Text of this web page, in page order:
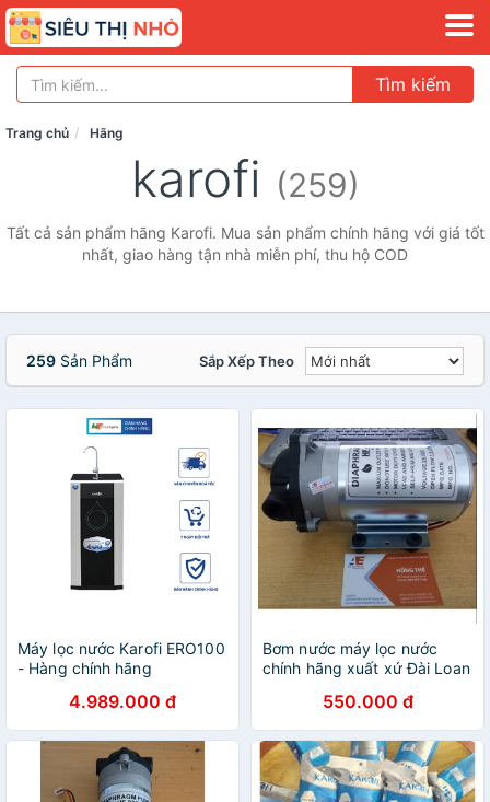
Tìm kiếm
Trang chủ Hãng
karofi (259)
Tất cả sản phẩm hãng Karofi. Mua sản phẩm chính hãng với giá tốt
nhất, giao hàng tận nhà miễn phí, thu hộ COD
259 Sản Phẩm Sắp Xếp Theo
Máy lọc nước Karofi ERO100
- Hàng chính hãng
4.989.000 đ
Bơm nước máy lọc nước
chính hãng xuất xứ Đài Loan
550.000 đ